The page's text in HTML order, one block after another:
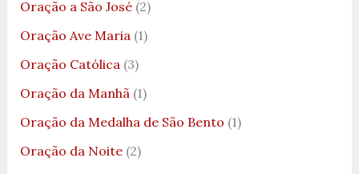
Oração a São José(2)
Oração Ave Maria(1)
Oração Católica(3)
Oração da Manhã(1)
Oração da Medalha de São Bento (1)
Oração da Noite(2)